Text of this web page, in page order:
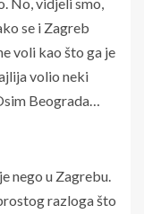
se i Zagreb
voli kao što ga je
volio neki
Beograda…
nego u Zagrebu.
razloga što